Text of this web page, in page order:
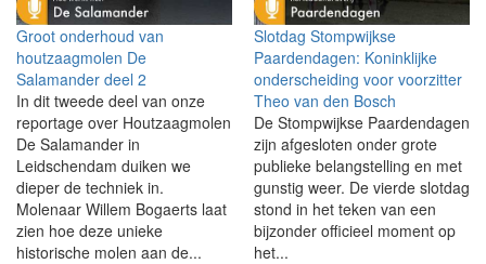
Groot onderhoud van
houtzaagmolen De
Salamander deel 2
In dit tweede deel van onze
reportage over Houtzaagmolen
De Salamander in
Leidschendam duiken we
dieper de techniek in.
Molenaar Willem Bogaerts laat
zien hoe deze unieke
historische molen aan de...
Slotdag Stompwijkse
Paardendagen: Koninklijke
onderscheiding voor voorzitter
Theo van den Bosch
De Stompwijkse Paardendagen
zijn afgesloten onder grote
publieke belangstelling en met
gunstig weer. De vierde slotdag
stond in het teken van een
bijzonder officieel moment op
het...